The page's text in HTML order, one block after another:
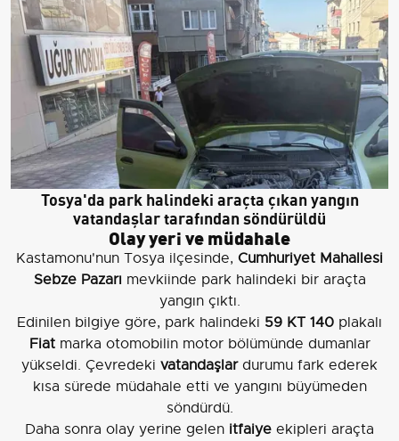
Tosya'da park halindeki araçta çıkan yangın
vatandaşlar tarafından söndürüldü
Olay yeri ve müdahale
Kastamonu'nun Tosya ilçesinde, Cumhuriyet Mahallesi
Sebze Pazarı mevkiinde park halindeki bir araçta
yangın çıktı.
Edinilen bilgiye göre, park halindeki 59 KT 140 plakalı
Fiatmarka otomobilin motor bölümünde dumanlar
yükseldi. Çevredeki vatandaşlardurumu fark ederek
kısa sürede müdahale etti ve yangını büyümeden
söndürdü.
Daha sonra olay yerine gelen itfaiye ekipleri araçta